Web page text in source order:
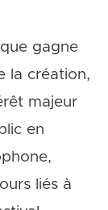
gagne
la création,
majeur
en
liés à